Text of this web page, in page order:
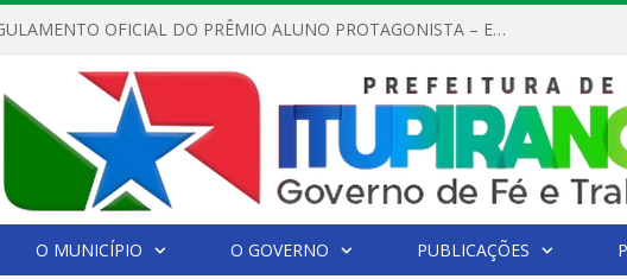
REGULAMENTO OFICIAL DO PRÊMIO ALUNO PROTAGONISTA – EDIÇÃO 2026
O MUNICÍPIO O GOVERNO PUBLICAÇÕES